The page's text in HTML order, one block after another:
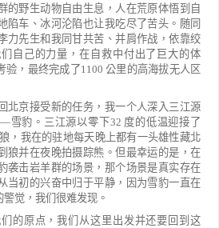
的野生动物自由生息，人在荒原体悟到自
陷车、冰河沦陷也让我吃尽了苦头。随同
力先生和我同甘共苦、并肩作战，依靠绞
自 己的力量，在自救中付出了巨大的体
验，最终完成了1100 公里的高海拔无人区
北京接受新的任务，我一个人深入三江源
雪豹。 三江源以零下32 度的低温迎接了
，我在的驻地每天晚上都有一头雄性藏北
狼并在夜晚拍摄踪熊。但最幸运的是，在
袭击岩羊群的场景，那个场景是真实存在
当初的兴奋中归于平静，因为雪豹一直在
觉，我们很难发现。
的原点，我们从这里出发并还要回到这